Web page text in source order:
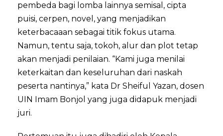
pembeda bagi lomba lainnya semisal, cipta
puisi, cerpen, novel, yang menjadikan
keterbacaaan sebagai titik fokus utama.
Namun, tentu saja, tokoh, alur dan plot tetap
akan menjadi penilaian. “Kami juga menilai
keterkaitan dan keseluruhan dari naskah
peserta nantinya,” kata Dr Sheiful Yazan, dosen
UIN Imam Bonjol yang juga didapuk menjadi
juri.